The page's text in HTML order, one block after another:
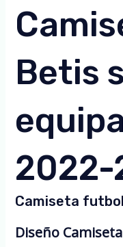
Betis
2022-
Camiseta
Diseño